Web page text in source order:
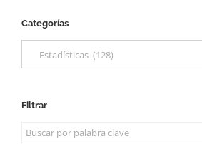
Categorías
Estadísticas (128)
Filtrar